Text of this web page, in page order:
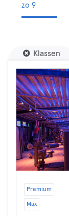
zo 9
Klassen
Premium
Max